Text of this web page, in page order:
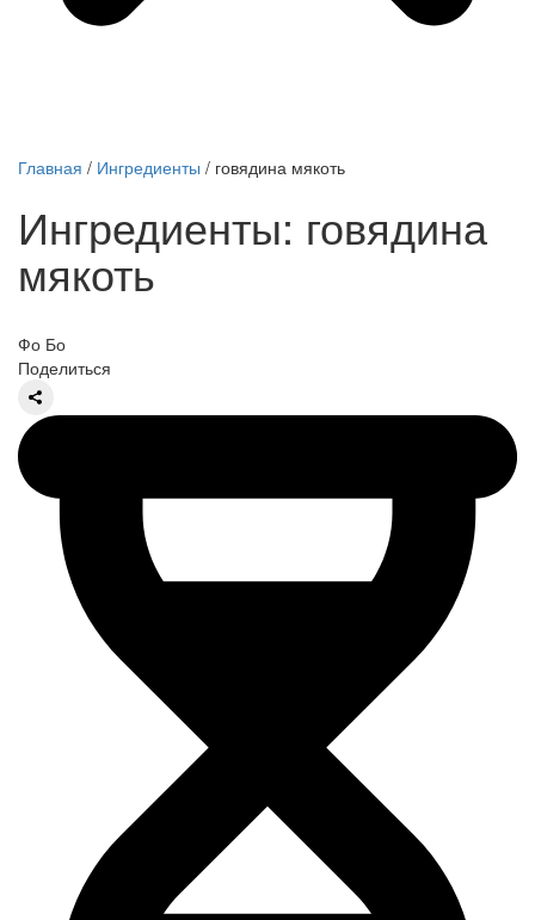
Главная / Ингредиенты / говядина мякоть
Ингредиенты: говядина
мякоть
Фо Бо
Поделиться